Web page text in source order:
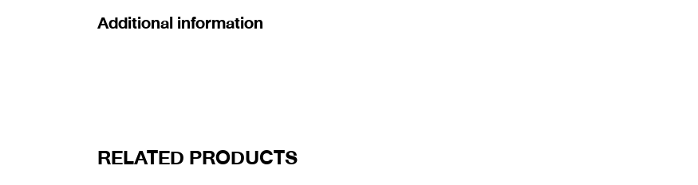
Additional information
RELATED PRODUCTS